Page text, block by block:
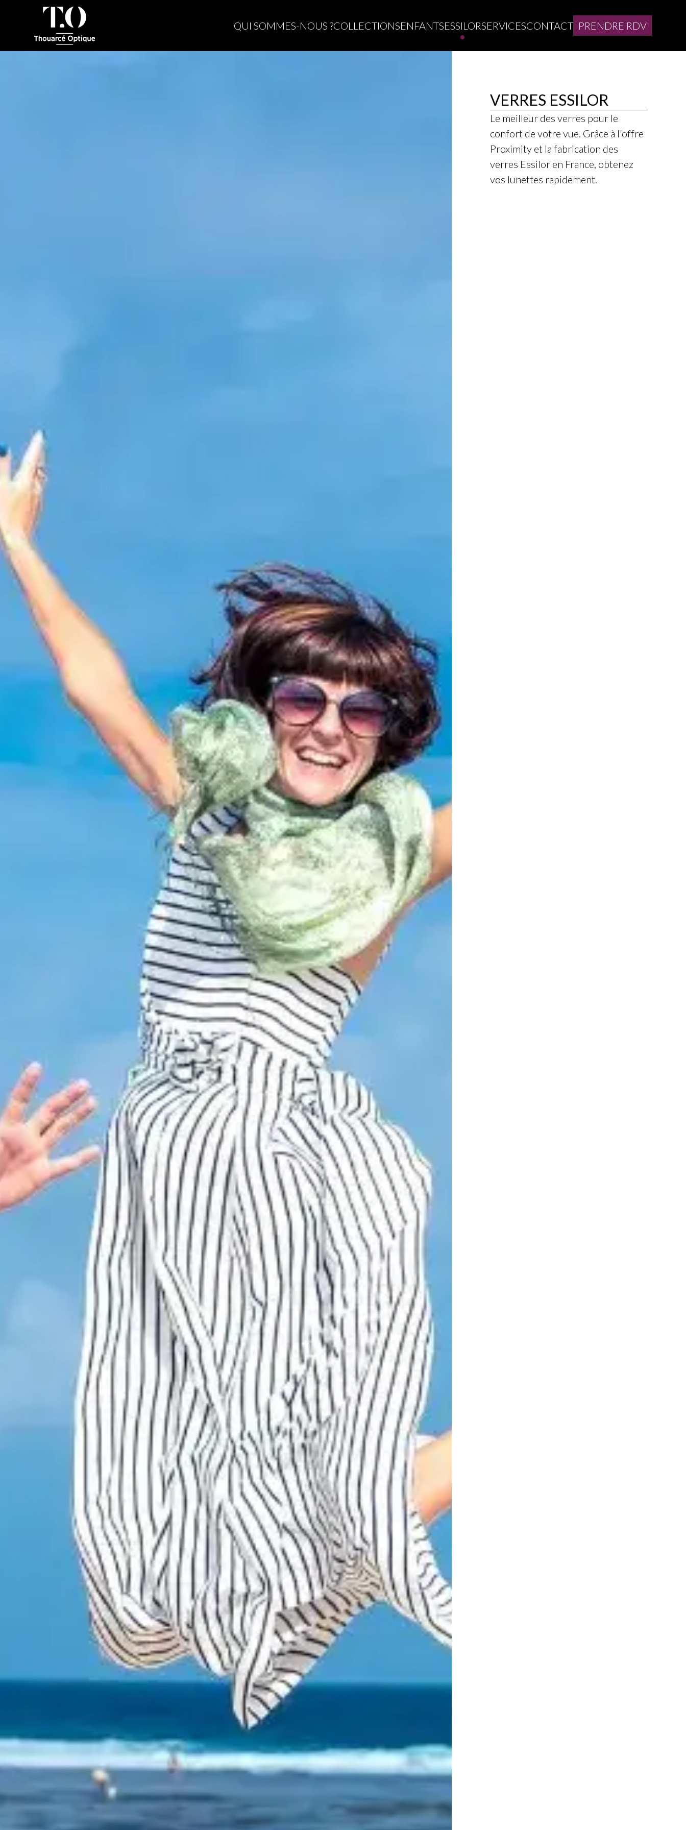
QUI SOMMES-NOUS ?COLLECTIONSENFANTSESSILORSERVICESCONTACT PRENDRE RDV
VERRES ESSILOR
Le meilleur des verres pour le
confort de votre vue. Grâce à l'offre
Proximity et la fabrication des
verres Essilor en France, obtenez
vos lunettes rapidement.
Panneau de gestion des cookies